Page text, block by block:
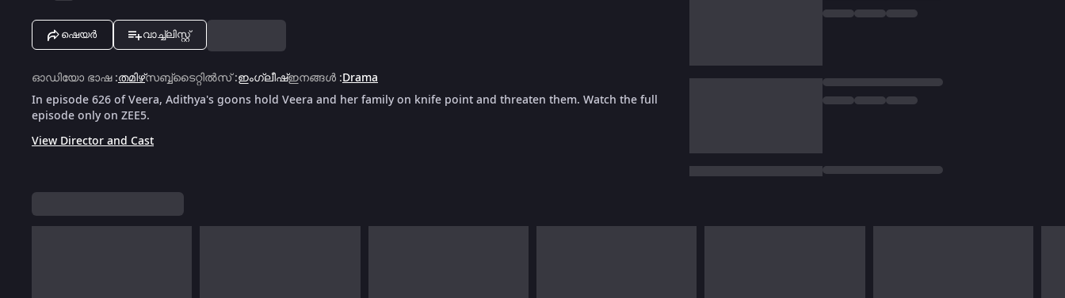
ഷെയർ വാച്ച്ലിസ്റ്റ്
ഓഡിയോ ഭാഷ:തമിഴ്സബ്ബ്ടൈറ്റിൽസ്:ഇംഗ്ലീഷ്ഇനങ്ങൾ :Drama
In episode 626 of Veera, Adithya's goons hold Veera and her family on knife point and threaten them. Watch the full
episode only on ZEE5.
View Director and Cast